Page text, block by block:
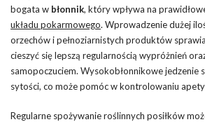
bogata w błonnik, który wpływa na
układu pokarmowego. Wprowadzenie dużej
orzechów i pełnoziarnistych produktów
cieszyć się lepszą regularnością wypróżnień
samopoczuciem. Wysokobłonnikowe jedzenie
sytości, co może pomóc w kontrolowaniu
Regularne spożywanie roślinnych posiłków